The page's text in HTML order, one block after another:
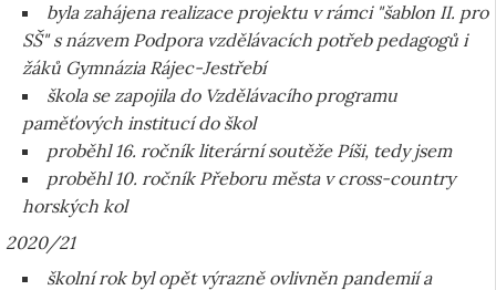
byla zahájena realizace projektu v rámci "šablon II. pro
SŠ" s názvem Podpora vzdělávacích potřeb pedagogů i
žáků Gymnázia Rájec-Jestřebí
škola se zapojila do Vzdělávacího programu
paměťových institucí do škol
proběhl 16. ročník literární soutěže Píši, tedy jsem
proběhl 10. ročník Přeboru města v cross-country
horských kol
2020/21
školní rok byl opět výrazně ovlivněn pandemií a